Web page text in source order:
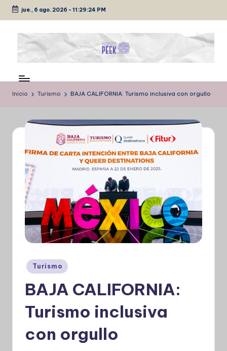
Saltar
contenido
jue., 6 ago. 2026 - 11:29:25 PM
E
K
de
comunicación
Inicio Turismo BAJA CALIFORNIA: Turismo inclusiva con orgullo
Publicado
en
Turismo
BAJA CALIFORNIA:
Turismo inclusiva
con orgullo